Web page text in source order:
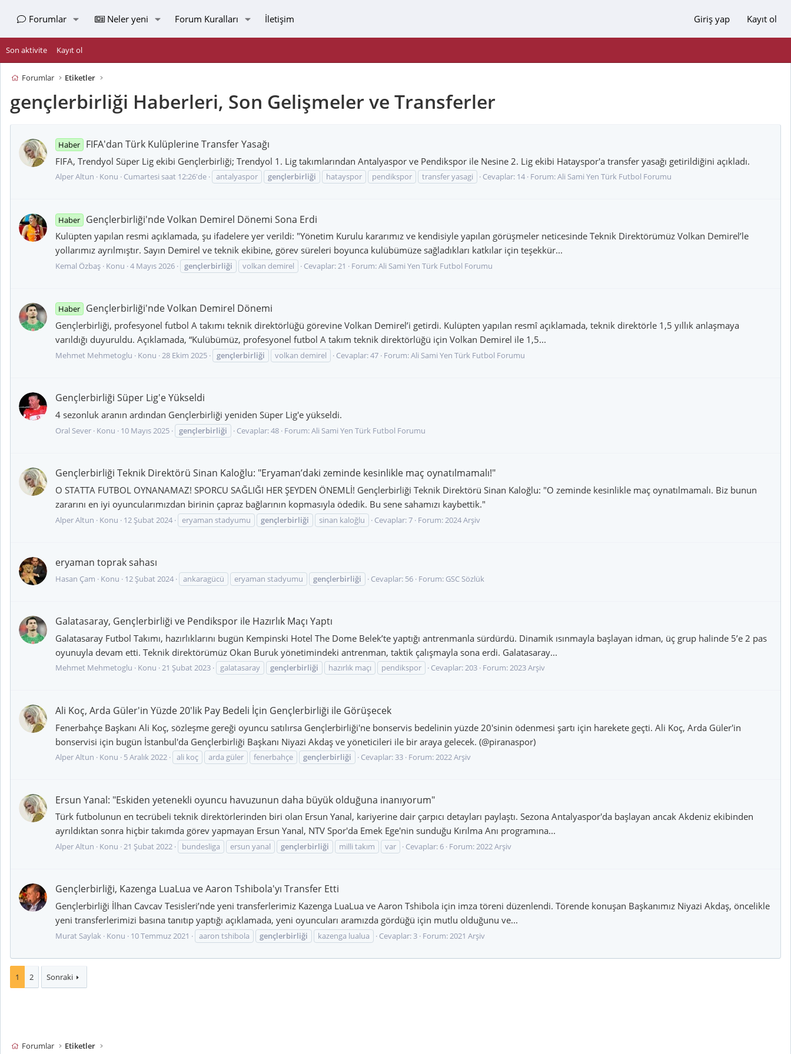
Forumlar Neler yeni Forum Kuralları İletişim Giriş yap Kayıt ol
Son aktivite Kayıt ol
Forumlar Etiketler
gençlerbirliği Haberleri, Son Gelişmeler ve Transferler
Haber FIFA'dan Türk Kulüplerine Transfer Yasağı
FIFA, Trendyol Süper Lig ekibi Gençlerbirliği; Trendyol 1. Lig takımlarından Antalyaspor ve Pendikspor ile Nesine 2. Lig ekibi Hatayspor'a transfer yasağı getirildiğini açıkladı.
Alper Altun Konu Cumartesi saat 12:26'de antalyaspor gençlerbirliği hatayspor pendikspor transfer yasagi Cevaplar: 14 Forum:Ali Sami Yen Türk Futbol Forumu
Haber Gençlerbirliği'nde Volkan Demirel Dönemi Sona Erdi
Kulüpten yapılan resmi açıklamada, şu ifadelere yer verildi: "Yönetim Kurulu kararımız ve kendisiyle yapılan görüşmeler neticesinde Teknik Direktörümüz Volkan Demirel’le
yollarımız ayrılmıştır. Sayın Demirel ve teknik ekibine, görev süreleri boyunca kulübümüze sağladıkları katkılar için teşekkür...
Kemal Özbaş Konu 4 Mayıs 2026 gençlerbirliği volkan demirel Cevaplar: 21 Forum:Ali Sami Yen Türk Futbol Forumu
Haber Gençlerbirliği'nde Volkan Demirel Dönemi
Gençlerbirliği, profesyonel futbol A takımı teknik direktörlüğü görevine Volkan Demirel’i getirdi. Kulüpten yapılan resmî açıklamada, teknik direktörle 1,5 yıllık anlaşmaya
varıldığı duyuruldu. Açıklamada, “Kulübümüz, profesyonel futbol A takım teknik direktörlüğü için Volkan Demirel ile 1,5...
Mehmet Mehmetoglu Konu 28 Ekim 2025 gençlerbirliği volkan demirel Cevaplar: 47 Forum:Ali Sami Yen Türk Futbol Forumu
Gençlerbirliği Süper Lig'e Yükseldi
4 sezonluk aranın ardından Gençlerbirliği yeniden Süper Lig'e yükseldi.
Oral Sever Konu 10 Mayıs 2025 gençlerbirliği Cevaplar: 48 Forum:Ali Sami Yen Türk Futbol Forumu
Gençlerbirliği Teknik Direktörü Sinan Kaloğlu: "Eryaman’daki zeminde kesinlikle maç oynatılmamalı!"
O STATTA FUTBOL OYNANAMAZ! SPORCU SAĞLIĞI HER ŞEYDEN ÖNEMLİ! Gençlerbirliği Teknik Direktörü Sinan Kaloğlu: "O zeminde kesinlikle maç oynatılmamalı. Biz bunun
zararını en iyi oyuncularımızdan birinin çapraz bağlarının kopmasıyla ödedik. Bu sene sahamızı kaybettik."
Alper Altun Konu 12 Şubat 2024 eryaman stadyumu gençlerbirliği sinan kaloğlu Cevaplar: 7 Forum: 2024 Arşiv
eryaman toprak sahası
Hasan Çam Konu 12 Şubat 2024 ankaragücü eryaman stadyumu gençlerbirliği Cevaplar: 56 Forum: GSC Sözlük
Galatasaray, Gençlerbirliği ve Pendikspor ile Hazırlık Maçı Yaptı
Galatasaray Futbol Takımı, hazırlıklarını bugün Kempinski Hotel The Dome Belek’te yaptığı antrenmanla sürdürdü. Dinamik ısınmayla başlayan idman, üç grup halinde 5’e 2 pas
oyunuyla devam etti. Teknik direktörümüz Okan Buruk yönetimindeki antrenman, taktik çalışmayla sona erdi. Galatasaray...
Mehmet Mehmetoglu Konu 21 Şubat 2023 galatasaray gençlerbirliği hazırlık maçı pendikspor Cevaplar: 203 Forum:2023 Arşiv
Ali Koç, Arda Güler'in Yüzde 20'lik Pay Bedeli İçin Gençlerbirliği ile Görüşecek
Fenerbahçe Başkanı Ali Koç, sözleşme gereği oyuncu satılırsa Gençlerbirliği'ne bonservis bedelinin yüzde 20'sinin ödenmesi şartı için harekete geçti. Ali Koç, Arda Güler'in
bonservisi için bugün İstanbul'da Gençlerbirliği Başkanı Niyazi Akdaş ve yöneticileri ile bir araya gelecek. (@piranaspor)
Alper Altun Konu 5 Aralık 2022 ali koç arda güler fenerbahçe gençlerbirliği Cevaplar: 33 Forum:2022 Arşiv
Ersun Yanal: "Eskiden yetenekli oyuncu havuzunun daha büyük olduğuna inanıyorum"
Türk futbolunun en tecrübeli teknik direktörlerinden biri olan Ersun Yanal, kariyerine dair çarpıcı detayları paylaştı. Sezona Antalyaspor'da başlayan ancak Akdeniz ekibinden
ayrıldıktan sonra hiçbir takımda görev yapmayan Ersun Yanal, NTV Spor'da Emek Ege'nin sunduğu Kırılma Anı programına...
Alper Altun Konu 21 Şubat 2022 bundesliga ersun yanal gençlerbirliği milli takım var Cevaplar: 6 Forum:2022 Arşiv
Gençlerbirliği, Kazenga LuaLua ve Aaron Tshibola'yı Transfer Etti
Gençlerbirliği İlhan Cavcav Tesisleri’nde yeni transferlerimiz Kazenga LuaLua ve Aaron Tshibola için imza töreni düzenlendi. Törende konuşan Başkanımız Niyazi Akdaş, öncelikle
yeni transferlerimizi basına tanıtıp yaptığı açıklamada, yeni oyuncuları aramızda gördüğü için mutlu olduğunu ve...
Murat Saylak Konu 10 Temmuz 2021 aaron tshibola gençlerbirliği kazenga lualua Cevaplar: 3 Forum:2021 Arşiv
1 2 Sonraki
Forumlar Etiketler